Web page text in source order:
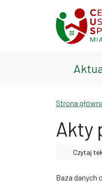
Przejdź do wyszukiwarki
Strona
Akty
Czytaj
Baza danych